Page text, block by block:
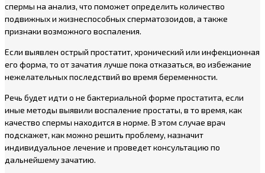
спермы на анализ, что поможет определить количество
подвижных и жизнеспособных сперматозоидов, а также
признаки возможного воспаления.
Если выявлен острый простатит, хронический или инфекционная
его форма, то от зачатия лучше пока отказаться, во избежание
нежелательных последствий во время беременности.
Речь будет идти о не бактериальной форме простатита, если
иные методы выявили воспаление простаты, в то время, как
качество спермы находится в норме. В этом случае врач
подскажет, как можно решить проблему, назначит
индивидуальное лечение и проведет консультацию по
дальнейшему зачатию.